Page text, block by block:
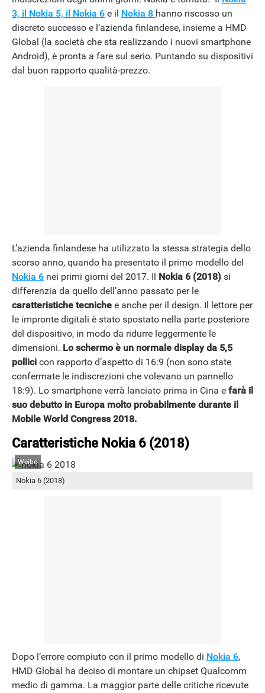
3, il Nokia 5, il Nokia 6 e il Nokia 8 hanno riscosso un
discreto successo e l’azienda finlandese, insieme a HMD
Global (la società che sta realizzando i nuovi smartphone
Android), è pronta a fare sul serio. Puntando su dispositivi
dal buon rapporto qualità-prezzo.
L’azienda finlandese ha utilizzato la stessa strategia dello
scorso anno, quando ha presentato il primo modello del
Nokia 6 nei primi giorni del 2017. Il Nokia 6 (2018) si
differenzia da quello dell’anno passato per le
caratteristiche tecniche e anche per il design. Il lettore per
le impronte digitali è stato spostato nella parte posteriore
del dispositivo, in modo da ridurre leggermente le
dimensioni. Lo schermo è un normale display da 5,5
pollici con rapporto d’aspetto di 16:9 (non sono state
confermate le indiscrezioni che volevano un pannello
18:9). Lo smartphone verrà lanciato prima in Cina e farà il
suo debutto in Europa molto probabilmente durante il
Mobile World Congress 2018.
Caratteristiche Nokia 6 (2018)
Weibo
Nokia 6 (2018)
Dopo l’errore compiuto con il primo modello di Nokia 6,
HMD Global ha deciso di montare un chipset Qualcomm
medio di gamma. La maggior parte delle critiche ricevute